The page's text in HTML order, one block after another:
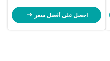
احصل على أفضل سعر